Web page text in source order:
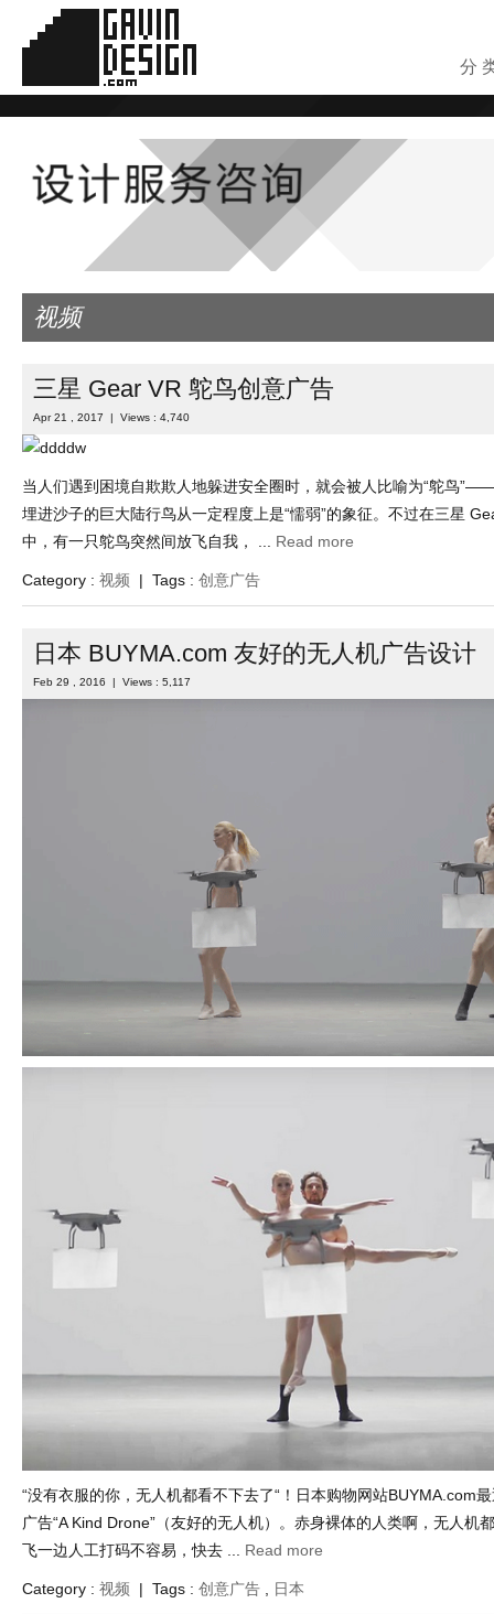
分
视频
三星 Gear VR 鸵鸟创意广告
Apr 21 , 2017 | Views : 4,740
当人们遇到困境自欺欺人地躲进安全圈时，就会被人比喻为“鸵鸟
埋进沙子的巨大陆行鸟从一定程度上是“懦弱”的象征。不过在三星
中，有一只鸵鸟突然间放飞自我， ... Read more
Category : 视频 | Tags : 创意广告
日本 BUYMA.com 友好的无人机广告设计
Feb 29 , 2016 | Views : 5,117
“没有衣服的你，无人机都看不下去了“！日本购物网站BUYMA.com
广告“A Kind Drone”（友好的无人机）。赤身裸体的人类啊，无人机
飞一边人工打码不容易，快去 ... Read more
Category : 视频 | Tags : 创意广告 日本